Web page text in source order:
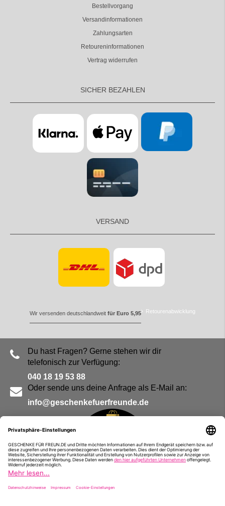
Bestellvorgang
Versandinformationen
Zahlungsarten
Retoureninformationen
Vertrag widerrufen
SICHER BEZAHLEN
VERSAND
Wir versenden deutschlandweit für Euro 5,95 Retourenabwicklung
Du hast Fragen? Gerne stehen wir dir
telefonisch zur Verfügung:
040 18 19 53 88
Oder sende uns deine Anfrage als E-Mail an:
info@geschenkefuerfreunde.de